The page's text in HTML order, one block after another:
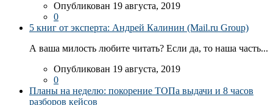
Опубликован 19 августа, 2019
0
5 книг от эксперта: Андрей Калинин (Mail.ru Group)
А ваша милость любите читать? Если да, то наша часть...
Опубликован 19 августа, 2019
0
Планы на неделю: покорение ТОПа выдачи и 8 часов
разборов кейсов